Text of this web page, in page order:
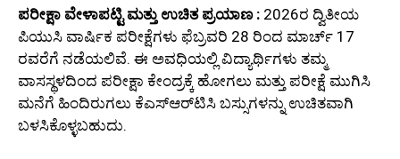
ಪರೀಕ್ಷಾ ವೇಳಾಪಟ್ಟಿ ಮತ್ತು ಉಚಿತ ಪ್ರಯಾಣ : 2026ರ ದ್ವಿತೀಯ
ಪಿಯುಸಿ ವಾರ್ಷಿಕ ಪರೀಕ್ಷೆಗಳು ಫೆಬ್ರವರಿ 28 ರಿಂದ ಮಾರ್ಚ್ 17
ರವರೆಗೆ ನಡೆಯಲಿವೆ. ಈ ಅವಧಿಯಲ್ಲಿ ವಿದ್ಯಾರ್ಥಿಗಳು ತಮ್ಮ
ವಾಸಸ್ಥಳದಿಂದ ಪರೀಕ್ಷಾ ಕೇಂದ್ರಕ್ಕೆ ಹೋಗಲು ಮತ್ತು ಪರೀಕ್ಷೆ ಮುಗಿಸಿ
ಮನೆಗೆ ಹಿಂದಿರುಗಲು ಕೆಎಸ್‌ಆರ್‌ಟಿಸಿ ಬಸ್ಸುಗಳನ್ನು ಉಚಿತವಾಗಿ
ಬಳಸಿಕೊಳ್ಳಬಹುದು.